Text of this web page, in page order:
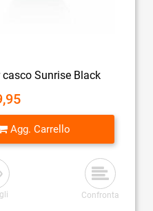
casco Sunrise Black
Agg. Carrello
Confronta